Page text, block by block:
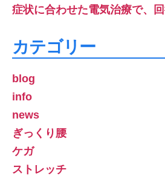
症状に合わせた電気治療で、
カテゴリー
blog
info
news
ぎっくり腰
ケガ
ストレッチ